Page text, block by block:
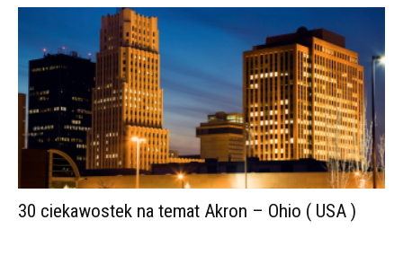
30 ciekawostek na temat Akron – Ohio ( USA )